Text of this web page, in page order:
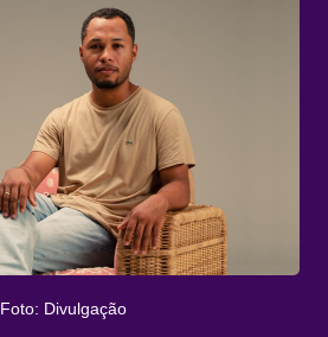
Foto: Divulgação